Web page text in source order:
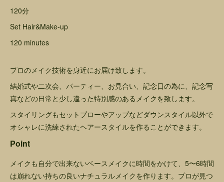
120分
Set Hair&Make-up
120 minutes
プロのメイク技術を身近にお届け致します。
結婚式や二次会、パーティー、お見合い、記念日の為に、記念写
真などの日常と少し違った特別感のあるメイクを致します。
スタイリングもセットプローやアップなどダウンスタイル以外で
オシャレに洗練されたヘアースタイルを作ることができます。
Point
メイクも自分で出来ないベースメイクに時間をかけて、5〜6時間
は崩れない持ちの良いナチュラルメイクを作ります。プロが見つ